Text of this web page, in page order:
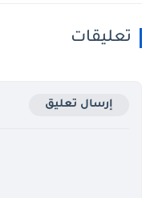
تعليقات
إرسال تعليق